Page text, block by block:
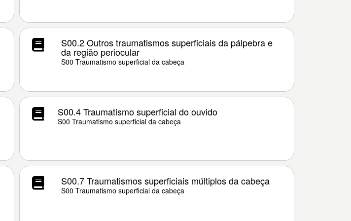
S00.2 Outros traumatismos superficiais da pálpebra e
da região periocular
S00 Traumatismo superficial da cabeça
S00.4 Traumatismo superficial do ouvido
S00 Traumatismo superficial da cabeça
S00.7 Traumatismos superficiais múltiplos da cabeça
S00 Traumatismo superficial da cabeça